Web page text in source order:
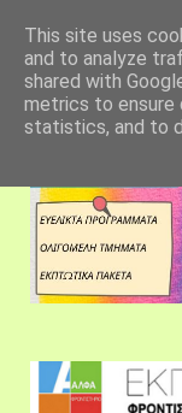
This site uses
and to analyze
shared with
metrics to ensure
statistics, and to